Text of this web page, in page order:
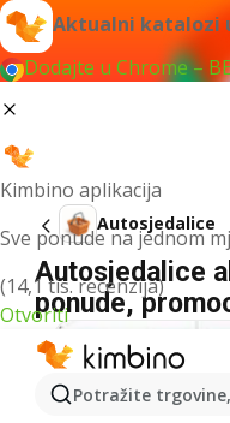
Aktualni katalozi
Dodajte u Chrome –
Kimbino aplikacija
Sve ponude na jednom
(14,1 tis. recenzija)
Otvoriti
Potražite
Autosjedalice
Autosjedalice
ponude,